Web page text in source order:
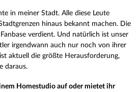
in meiner Stadt. Alle diese Leute
hinaus bekannt machen. Die
verdient. Und natürlich ist unser
irgendwann auch nur noch von ihrer
aktuell die größte Herausforderung,
daraus.
Homestudio auf oder mietet ihr